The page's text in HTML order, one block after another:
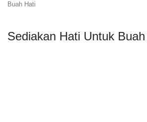
Buah Hati
Sediakan Hati Untuk